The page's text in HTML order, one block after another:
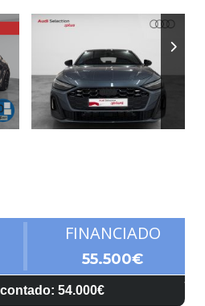
FINANCIADO
55.500€
54.000€